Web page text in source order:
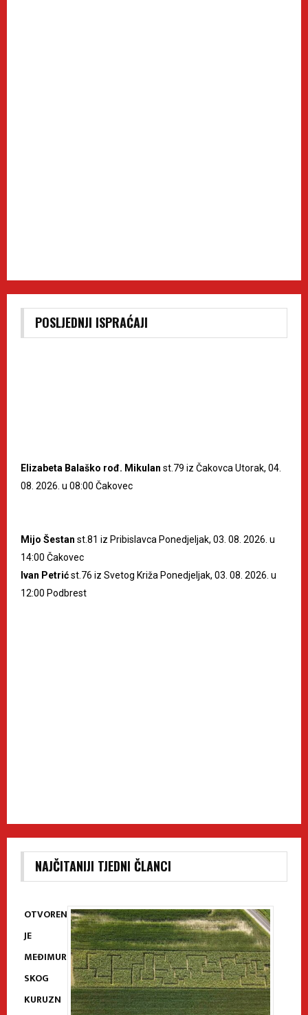
POSLJEDNJI ISPRAĆAJI
Elizabeta Balaško rođ. Mikulan st.79 iz Čakovca Utorak, 04.
08. 2026. u 08:00 Čakovec
Mijo Šestan st.81 iz Pribislavca Ponedjeljak, 03. 08. 2026. u
14:00 Čakovec
Ivan Petrićst.76 iz Svetog Križa Ponedjeljak, 03. 08. 2026. u
12:00 Podbrest
NAJČITANIJI TJEDNI ČLANCI
OTVOREN
JE
MEĐIMUR
SKOG
KURUZN